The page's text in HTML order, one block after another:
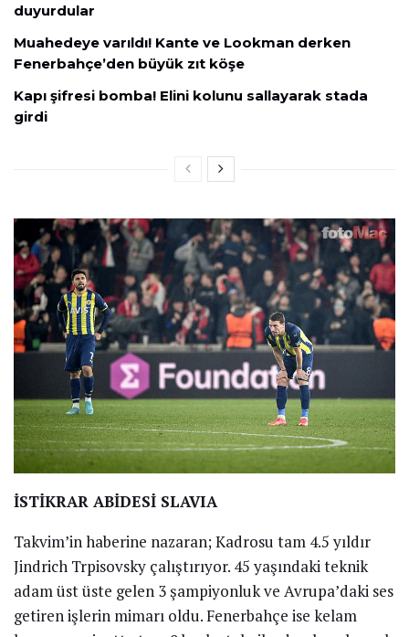
duyurdular
Muahedeye varıldı! Kante ve Lookman derken
Fenerbahçe’den büyük zıt köşe
Kapı şifresi bomba! Elini kolunu sallayarak stada
girdi
İSTİKRAR ABİDESİ SLAVIA
Takvim’in haberine nazaran; Kadrosu tam 4.5 yıldır
Jindrich Trpisovsky çalıştırıyor. 45 yaşındaki teknik
adam üst üste gelen 3 şampiyonluk ve Avrupa’daki ses
getiren işlerin mimarı oldu. Fenerbahçe ise kelam